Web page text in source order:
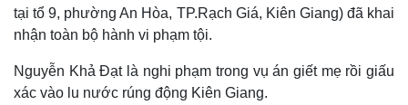
tại tổ 9, phường An Hòa, TP.Rạch Giá, Kiên Giang) đã khai
nhận toàn bộ hành vi phạm tội.
Nguyễn Khả Đạt là nghi phạm trong vụ án giết mẹ rồi giấu
xác vào lu nước rúng động Kiên Giang.